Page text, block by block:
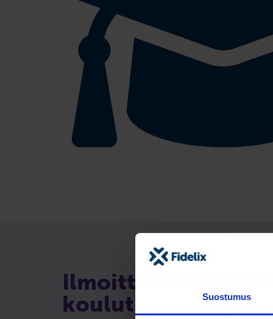
Suostumus
Ilmoittaudu
koulutukseen nyt!